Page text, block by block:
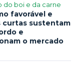
do boi e da carne
favorável e
curtas sustentam
e
o mercado